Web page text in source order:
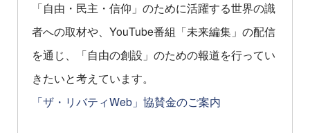
「自由・民主・信仰」のために活躍する世界の識
者への取材や、YouTube番組「未来編集」の配信
を通じ、「自由の創設」のための報道を行ってい
きたいと考えています。
「ザ・リバティWeb」協賛金のご案内